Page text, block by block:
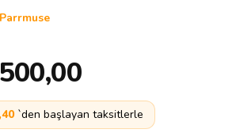
Parrmuse
`den başlayan taksitlerle